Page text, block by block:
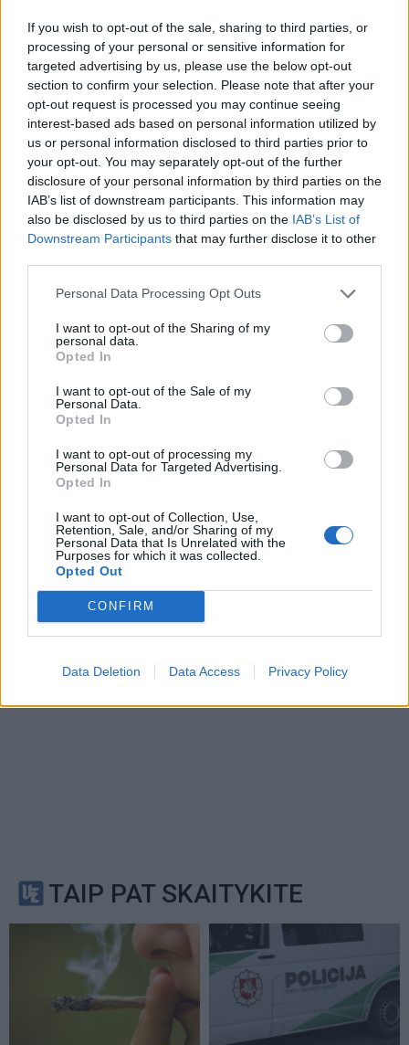
If you wish to opt-out of the sale, sharing to third parties, or
processing of your personal or sensitive information for
targeted advertising by us, please use the below opt-out
section to confirm your selection. Please note that after your
opt-out request is processed you may continue seeing
interest-based ads based on personal information utilized by
us or personal information disclosed to third parties prior to
your opt-out. You may separately opt-out of the further
disclosure of your personal information by third parties on the
IAB’s list of downstream participants. This information may
also be disclosed by us to third parties on the IAB’s List of
Downstream Participants that may further disclose it to other
Personal Data Processing Opt Outs
I want to opt-out of the Sharing of my
personal data.
Opted In
I want to opt-out of the Sale of my
Personal Data.
Opted In
I want to opt-out of processing my
Personal Data for Targeted Advertising.
Opted In
I want to opt-out of Collection, Use,
Retention, Sale, and/or Sharing of my
Personal Data that Is Unrelated with the
Purposes for which it was collected.
Opted Out
CONFIRM
Data Deletion Data Access Privacy Policy
kibernetinė ataka kibernetinis saugumas
Komentarai
Rašyti komentarą
Jūsų vardas
Sutinku su taisyklėmis
reCAPTCHA and the Google
Privacy Policyand
Terms of
Serviceapply.
TAIP PAT SKAITYKITE